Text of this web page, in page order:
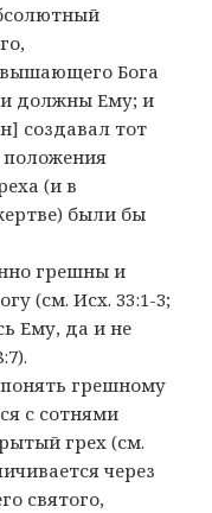
Бога
и должны Ему; и
создавал тот
положения
(и в
были бы
грешны и
(см. Исх. 33:1-3;
Ему, да и не
грешному
с сотнями
грех (см.
через
святого,